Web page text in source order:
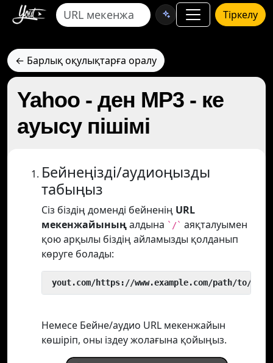
Тіркелу
← Барлық оқулықтарға оралу
Yahoo - ден MP3 - ке
ауысу пішімі
Бейнеңізді/аудиоңызды
табыңыз
Сіз біздің доменді бейненің URL
мекенжайыныңалдына `/` аяқталуымен
қою арқылы біздің айламызды қолданып
көруге болады:
yout.com/https://www.example.com/path/to/
Немесе Бейне/аудио URL мекенжайын
көшіріп, оны іздеу жолағына қойыңыз.